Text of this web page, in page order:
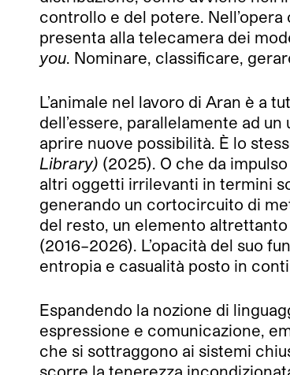
controllo e del potere.
presenta alla telecamera dei
you. Nominare, classificare,
L’animale nel lavoro di Aran è a
dell’essere, parallelamente ad
aprire nuove possibilità. È lo
Library) (2025). O che da
altri oggetti irrilevanti in termini
generando un cortocircuito di
del resto, un elemento
(2016–2026). L’opacità del suo
entropia e casualità posto in
Espandendo la nozione di
espressione e comunicazione,
che si sottraggono ai sistemi